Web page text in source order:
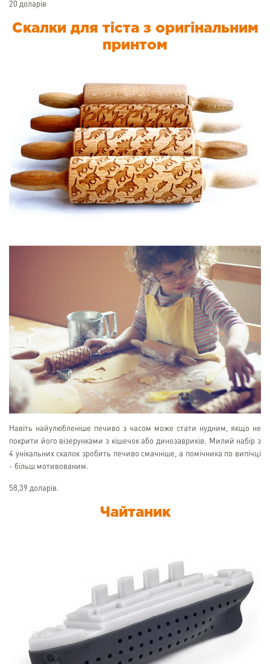
20 доларів
Скалки для тіста з оригінальним
принтом
Навіть найулюбленіше печиво з часом може стати нудним, якщо не
покрити його візерунками з кішечок або динозавриків. Милий набір з
4 унікальних скалок зробить печиво смачніше, а помічника по випічці
- більш мотивованим.
58,39 доларів.
Чайтаник